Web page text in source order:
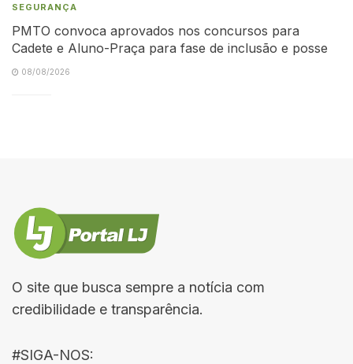
SEGURANÇA
PMTO convoca aprovados nos concursos para
Cadete e Aluno-Praça para fase de inclusão e posse
08/08/2026
O site que busca sempre a notícia com
credibilidade e transparência.
#SIGA-NOS: